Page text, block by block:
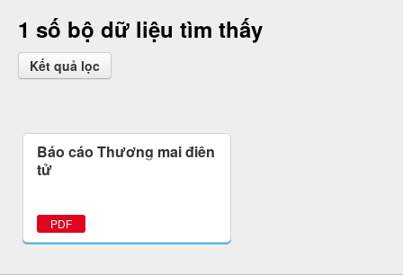
1 số bộ dữ liệu tìm thấy
Kết quả lọc
Báo cáo Thương mại điện
tử
PDF